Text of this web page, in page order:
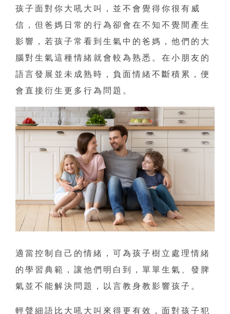
孩子面對你大吼大叫，並不會覺得你很有威
信，但爸媽日常的行為卻會在不知不覺間產生
影響，若孩子常看到生氣中的爸媽，他們的大
腦對生氣這種情緒就會較為熟悉。在小朋友的
語言發展並未成熟時，負面情緒不斷積累，便
會直接衍生更多行為問題。
適當控制自己的情緒，可為孩子樹立處理情緒
的學習典範，讓他們明白到，單單生氣、發脾
氣並不能解決問題，以言教身教影響孩子。
輕聲細語比大吼大叫來得更有效，面對孩子犯